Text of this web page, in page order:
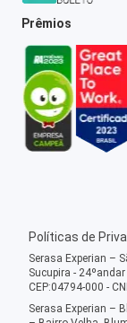
Prêmios
Políticas de
Serasa Experian –
Sucupira -
CEP:04794-000 -
Serasa Experian –